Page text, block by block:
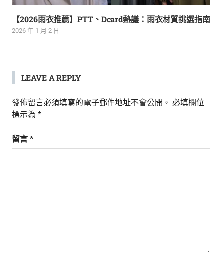
【2026雨衣推薦】PTT、Dcard熱議：雨衣材質挑選指南
2026 年 1 月 2 日
LEAVE A REPLY
發佈留言必須填寫的電子郵件地址不會公開。 必填欄位
標示為 *
留言 *